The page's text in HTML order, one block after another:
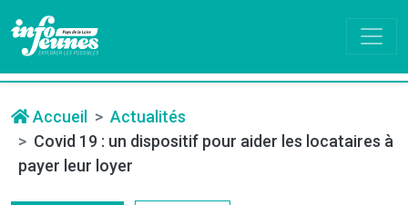
Accueil
Actualités
Covid 19 : un dispositif pour aider les locataires à
payer leur loyer